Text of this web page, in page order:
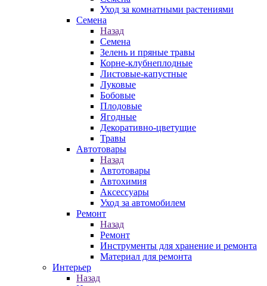
Уход за комнатными растениями
Семена
Назад
Семена
Зелень и пряные травы
Корне-клубнеплодные
Листовые-капустные
Луковые
Бобовые
Плодовые
Ягодные
Декоративно-цветущие
Травы
Автотовары
Назад
Автотовары
Автохимия
Аксессуары
Уход за автомобилем
Ремонт
Назад
Ремонт
Инструменты для хранение и ремонта
Материал для ремонта
Интерьер
Назад